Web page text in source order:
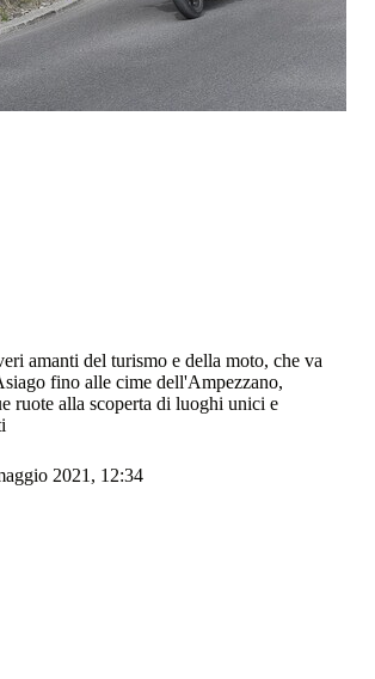
amanti del turismo e della moto, che va
fino alle cime dell'Ampezzano,
ruote alla scoperta di luoghi unici e
2021, 12:34